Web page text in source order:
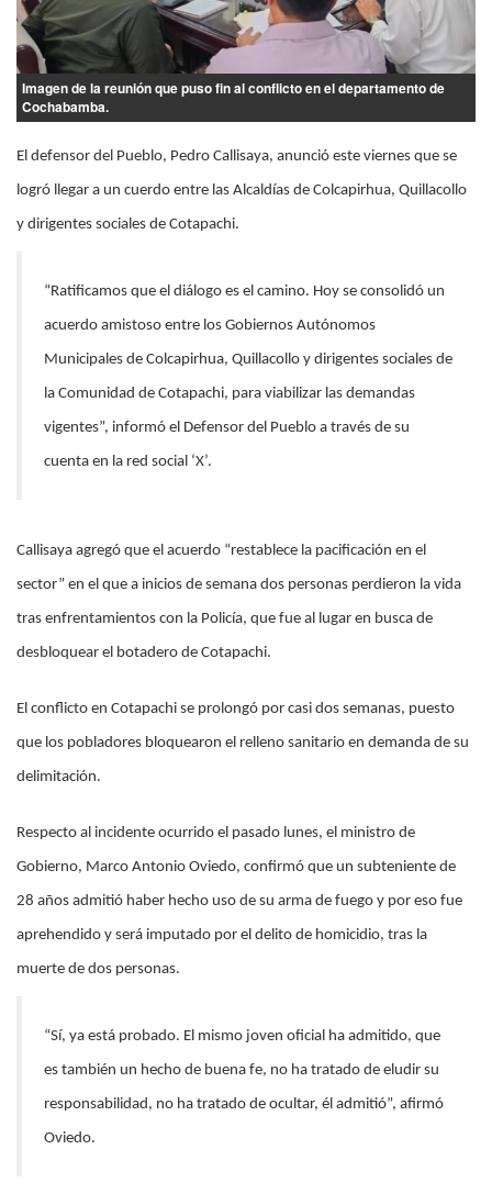
Imagen de la reunión que puso fin al conflicto en el departamento de
Cochabamba.
El defensor del Pueblo, Pedro Callisaya, anunció este viernes que se
logró llegar a un cuerdo entre las Alcaldías de Colcapirhua, Quillacollo
y dirigentes sociales de Cotapachi.
“Ratificamos que el diálogo es el camino. Hoy se consolidó un
acuerdo amistoso entre los Gobiernos Autónomos
Municipales de Colcapirhua, Quillacollo y dirigentes sociales de
la Comunidad de Cotapachi, para viabilizar las demandas
vigentes”, informó el Defensor del Pueblo a través de su
cuenta en la red social ‘X’.
Callisaya agregó que el acuerdo “restablece la pacificación en el
sector” en el que a inicios de semana dos personas perdieron la vida
tras enfrentamientos con la Policía, que fue al lugar en busca de
desbloquear el botadero de Cotapachi.
El conflicto en Cotapachi se prolongó por casi dos semanas, puesto
que los pobladores bloquearon el relleno sanitario en demanda de su
delimitación.
Respecto al incidente ocurrido el pasado lunes, el ministro de
Gobierno, Marco Antonio Oviedo, confirmó que un subteniente de
28 años admitió haber hecho uso de su arma de fuego y por eso fue
aprehendido y será imputado por el delito de homicidio, tras la
muerte de dos personas.
“Sí, ya está probado. El mismo joven oficial ha admitido, que
es también un hecho de buena fe, no ha tratado de eludir su
responsabilidad, no ha tratado de ocultar, él admitió”, afirmó
Oviedo.